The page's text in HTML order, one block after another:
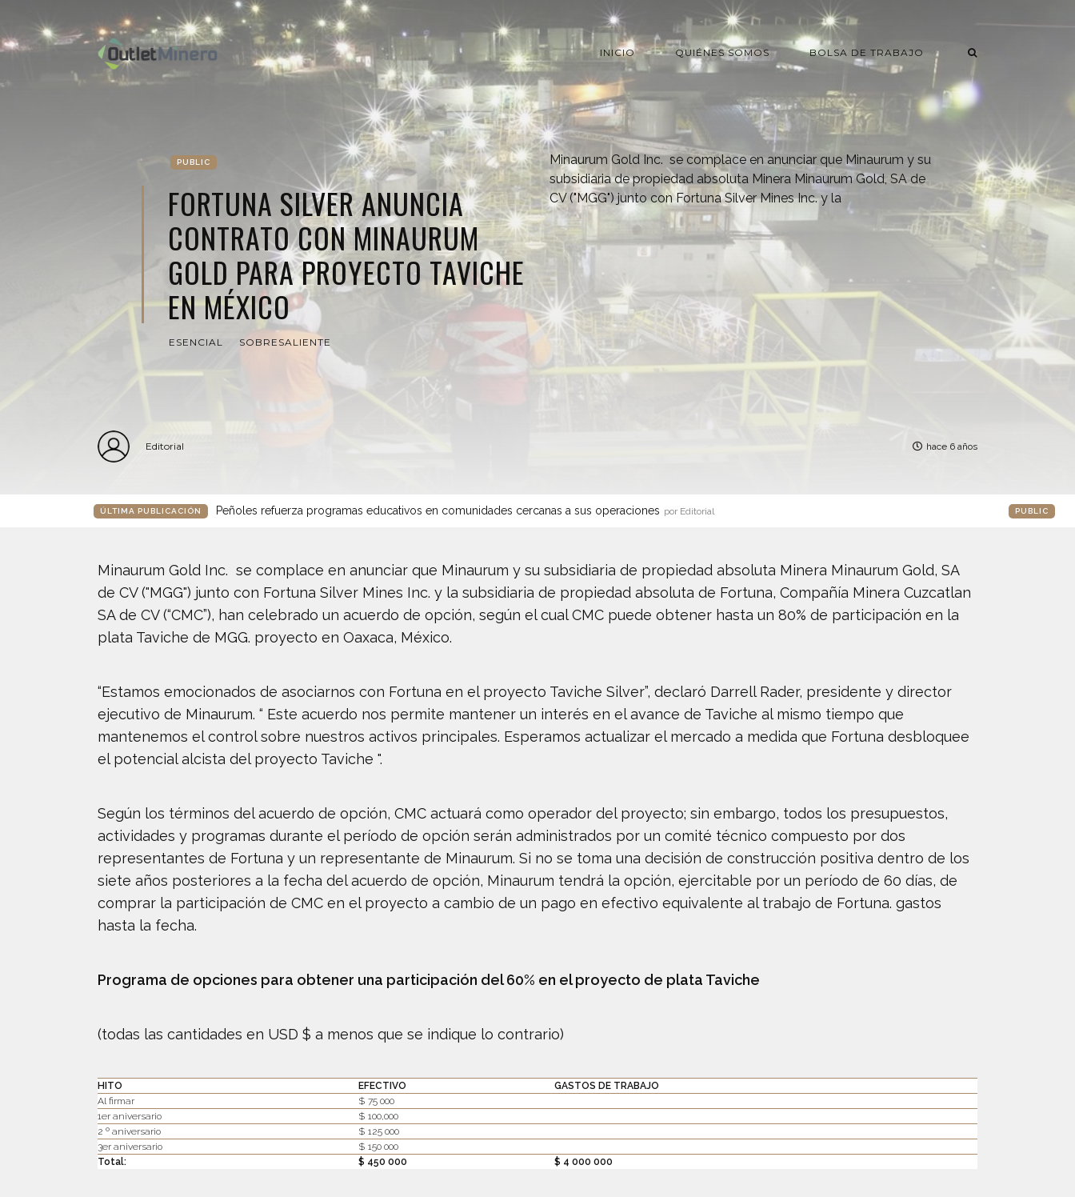
INICIO QUIÉNES SOMOS BOLSA DE TRABAJO
PUBLIC
FORTUNA SILVER ANUNCIA
CONTRATO CON MINAURUM
GOLD PARA PROYECTO TAVICHE
EN MÉXICO
ESENCIAL SOBRESALIENTE
Minaurum Gold Inc. se complace en anunciar que Minaurum y su
subsidiaria de propiedad absoluta Minera Minaurum Gold, SA de
CV ("MGG") junto con Fortuna Silver Mines Inc. y la
Editorial hace 6 años
ÚLTIMA PUBLICACIÓN Peñoles refuerza programas educativos en comunidades cercanas a sus operaciones por Editorial PUBLIC
Minaurum Gold Inc. se complace en anunciar que Minaurum y su subsidiaria de propiedad absoluta Minera Minaurum Gold, SA
de CV ("MGG") junto con Fortuna Silver Mines Inc. y la subsidiaria de propiedad absoluta de Fortuna, Compañía Minera Cuzcatlan
SA de CV (“CMC”), han celebrado un acuerdo de opción, según el cual CMC puede obtener hasta un 80% de participación en la
plata Taviche de MGG. proyecto en Oaxaca, México.
“Estamos emocionados de asociarnos con Fortuna en el proyecto Taviche Silver”, declaró Darrell Rader, presidente y director
ejecutivo de Minaurum. “ Este acuerdo nos permite mantener un interés en el avance de Taviche al mismo tiempo que
mantenemos el control sobre nuestros activos principales. Esperamos actualizar el mercado a medida que Fortuna desbloquee
el potencial alcista del proyecto Taviche ".
Según los términos del acuerdo de opción, CMC actuará como operador del proyecto; sin embargo, todos los presupuestos,
actividades y programas durante el período de opción serán administrados por un comité técnico compuesto por dos
representantes de Fortuna y un representante de Minaurum. Si no se toma una decisión de construcción positiva dentro de los
siete años posteriores a la fecha del acuerdo de opción, Minaurum tendrá la opción, ejercitable por un período de 60 días, de
comprar la participación de CMC en el proyecto a cambio de un pago en efectivo equivalente al trabajo de Fortuna. gastos
hasta la fecha.
Programa de opciones para obtener una participación del 60% en el proyecto de plata Taviche
(todas las cantidades en USD $ a menos que se indique lo contrario)
HITO EFECTIVO
GASTOS DE TRABAJO
Al firmar
$ 75 000
1er aniversario
$ 100,000
2 º aniversario
$ 125 000
3er aniversario
$ 150 000
Total:
$ 450 000 $ 4 000 000